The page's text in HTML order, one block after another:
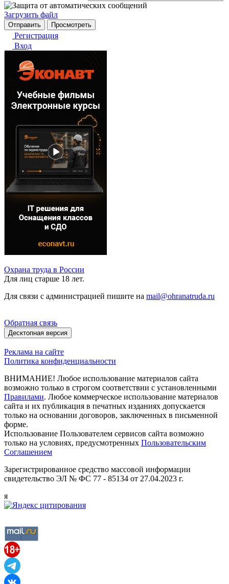
Загрузить файл
Регистрация
Вход
Охрана труда в России
Для лиц старше 18 лет.
Для связи с администрацией пишите на mail@ohranatruda.ru
Обратная связь
Десктопная версия
Реклама на сайте
Политика конфиденциальности
ВНИМАНИЕ! Любое использование материалов сайта
возможно только в строгом соответствии с установленными
Правилами. Любое коммерческое использование материалов
сайта и их публикация в печатных изданиях допускается
только на основании договоров, заключенных в письменной
форме.
Использование Пользователем сервисов сайта возможно
только на условиях, предусмотренных Пользовательским
Соглашением
Зарегистрированное средство массовой информации
свидетельство ЭЛ № ФС 77 - 85134 от 27.04.2023 г.
я